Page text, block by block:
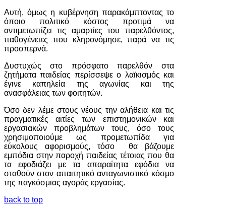
Αυτή, όμως η κυβέρνηση παρακάμπτοντας το
όποιο πολιτικό κόστος προτιμά να
αντιμετωπίζει τις αμαρτίες του παρελθόντος,
παθογένειες που κληρονόμησε, παρά να τις
προσπερνά.
Δυστυχώς στο πρόσφατο παρελθόν στα
ζητήματα παιδείας περίσσεψε ο λαϊκισμός και
έγινε καπηλεία της αγωνίας και της
ανασφάλειας των φοιτητών.
Όσο δεν λέμε στους νέους την αλήθεια και τις
πραγματικές αιτίες των επιστημονικών και
εργασιακών προβλημάτων τους, όσο τους
χρησιμοποιούμε ως προμετωπίδα για
εύκολους αφορισμούς, τόσο θα βάζουμε
εμπόδια στην παροχή παιδείας τέτοιας που θα
τα εφοδιάζει με τα απαραίτητα εφόδια να
σταθούν στον απαιτητικό ανταγωνιστικό κόσμο
της παγκόσμιας αγοράς εργασίας.
back to top